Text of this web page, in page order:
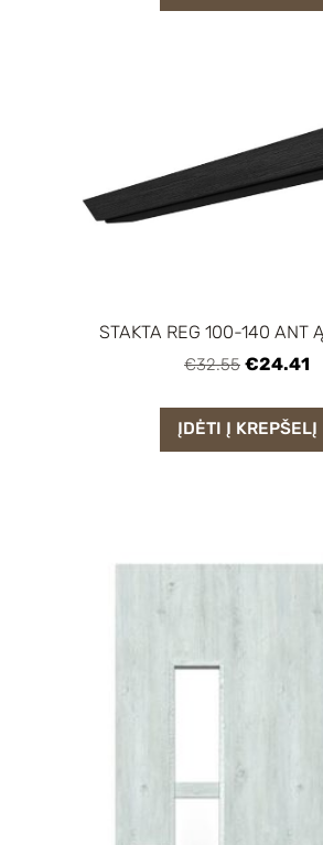
STAKTA REG 100-140 ANT
€32.55 €24.41
ĮDĖTI Į KREPŠELĮ